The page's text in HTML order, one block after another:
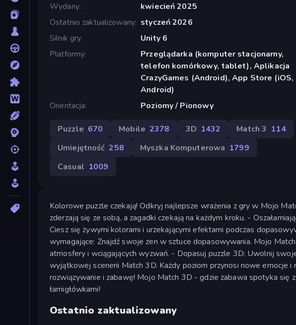
Wydany
kwiecień 2025
Ostatnio zaktualizowany styczeń 2026
Silnik gry
Unity 6
Platformy
Przeglądarka (komputer stacjonarny,
telefon komórkowy, tablet), Aplikacja
CrazyGames (Android), App Store (iOS,
Android)
Orientacja
Poziomy / Pionowy
Puzzle 670 Mobile 2378 3D 1432 Match 3 114
Umiejętność 258 Myszka Komputerowa 1799
Casual 1009
Kolorowe puzzle czekają! Odkryj najlepsze wrażenia z gry w Mojo
zderzają się ze sobą, a zagadki czekają na każdym kroku. -
Ciesz się żywymi kolorami i urzekającymi efektami podczas
wymagające: Znajdź swoje zen w sztuce dopasowywania. Mojo
atmosfery i wciągających wyzwań. - Dopasuj puzzle 3D: Uwolnij
wyjątkowej scenerii Match 3D. Każdy poziom przynosi nowe emocje
rozwiązywanie i zabawę! Mojo Match 3D - gdzie zabawa spotyka się
łamigłówkami!
Ostatnio zaktualizowany